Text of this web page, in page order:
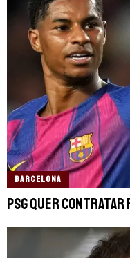
BARCELONA
PSG quer contratar